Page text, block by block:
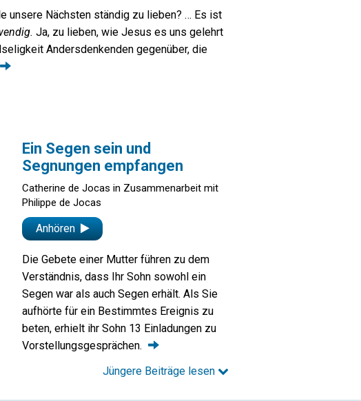
unsere Nächsten ständig zu lieben? … Es ist
Ja, zu lieben, wie Jesus es uns gelehrt
Andersdenkenden gegenüber, die
Ein Segen sein und
Segnungen empfangen
Catherine de Jocas in Zusammenarbeit mit
Philippe de Jocas
Anhören
Die Gebete einer Mutter führen zu dem
Verständnis, dass Ihr Sohn sowohl ein
Segen war als auch Segen erhält. Als Sie
aufhörte für ein Bestimmtes Ereignis zu
beten, erhielt ihr Sohn 13 Einladungen zu
Vorstellungsgesprächen.
Jüngere Beiträge lesen